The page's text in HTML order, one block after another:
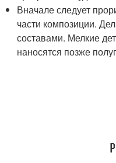
Вначале следует
части композиции.
составами. Мелкие
наносятся позже